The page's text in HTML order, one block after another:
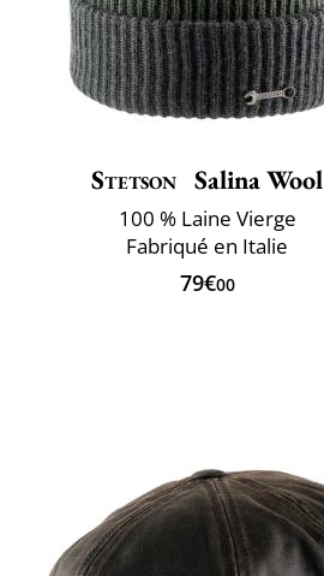
Stetson Salina Wool
100 % Laine Vierge
Fabriqué en Italie
79€00